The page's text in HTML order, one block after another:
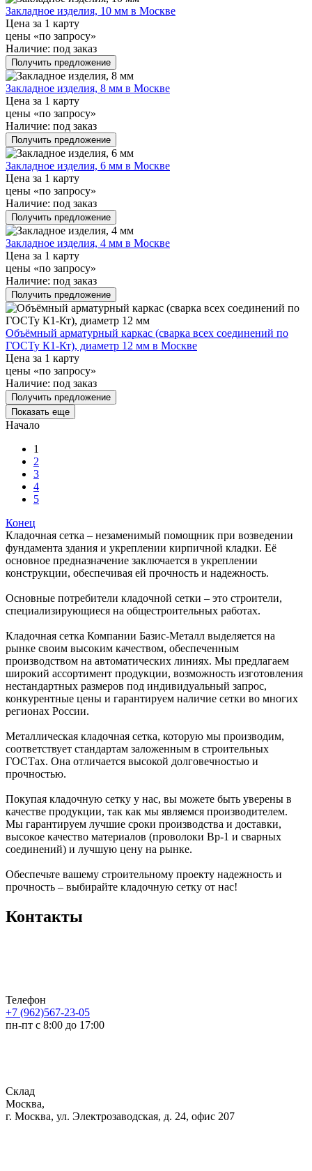
Закладное изделия, 10 мм в Москве
Цена за 1 карту
цены «по запросу»
Наличие: под заказ
Получить предложение
Закладное изделия, 8 мм в Москве
Цена за 1 карту
цены «по запросу»
Наличие: под заказ
Получить предложение
Закладное изделия, 6 мм в Москве
Цена за 1 карту
цены «по запросу»
Наличие: под заказ
Получить предложение
Закладное изделия, 4 мм в Москве
Цена за 1 карту
цены «по запросу»
Наличие: под заказ
Получить предложение
Объёмный арматурный каркас (сварка всех соединений по
ГОСТу К1-Кт), диаметр 12 мм в Москве
Цена за 1 карту
цены «по запросу»
Наличие: под заказ
Получить предложение
Показать еще
Начало
1
2
3
4
5
Конец
Кладочная сетка – незаменимый помощник при возведении
фундамента здания и укреплении кирпичной кладки. Её
основное предназначение заключается в укреплении
конструкции, обеспечивая ей прочность и надежность.
Основные потребители кладочной сетки – это строители,
специализирующиеся на общестроительных работах.
Кладочная сетка Компании Базис-Металл выделяется на
рынке своим высоким качеством, обеспеченным
производством на автоматических линиях. Мы предлагаем
широкий ассортимент продукции, возможность изготовления
нестандартных размеров под индивидуальный запрос,
конкурентные цены и гарантируем наличие сетки во многих
регионах России.
Металлическая кладочная сетка, которую мы производим,
соответствует стандартам заложенным в строительных
ГОСТах. Она отличается высокой долговечностью и
прочностью.
Покупая кладочную сетку у нас, вы можете быть уверены в
качестве продукции, так как мы являемся производителем.
Мы гарантируем лучшие сроки производства и доставки,
высокое качество материалов (проволоки Вр-1 и сварных
соединений) и лучшую цену на рынке.
Обеспечьте вашему строительному проекту надежность и
прочность – выбирайте кладочную сетку от нас!
Контакты
Телефон
+7 (962)567-23-05
пн-пт с 8:00 до 17:00
Склад
Москва,
г. Москва, ул. Электрозаводская, д. 24, офис 207